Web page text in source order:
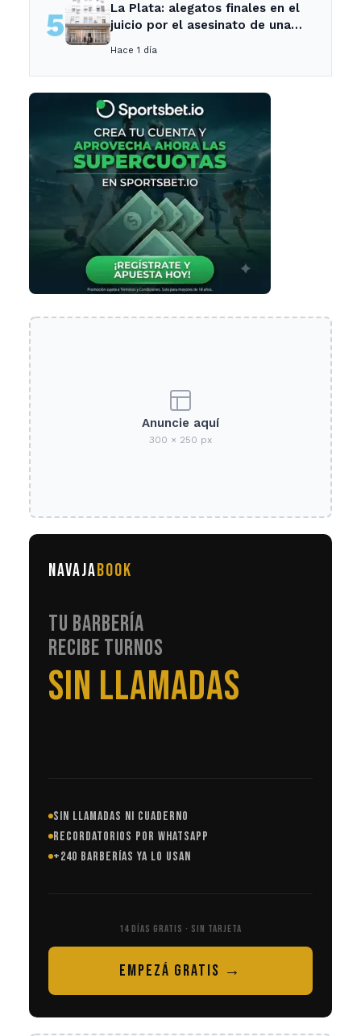
5
La Plata: alegatos finales en el
juicio por el asesinato de una
Hace 1 día
Anuncie aquí
300 × 250 px
NAVAJABOOK
TU BARBERÍA
RECIBE TURNOS
EN AUTOMÁTICO
SIN LLAMADAS NI CUADERNO
RECORDATORIOS POR WHATSAPP
+240 BARBERÍAS YA LO USAN
14 DÍAS GRATIS · SIN TARJETA
EMPEZÁ GRATIS →